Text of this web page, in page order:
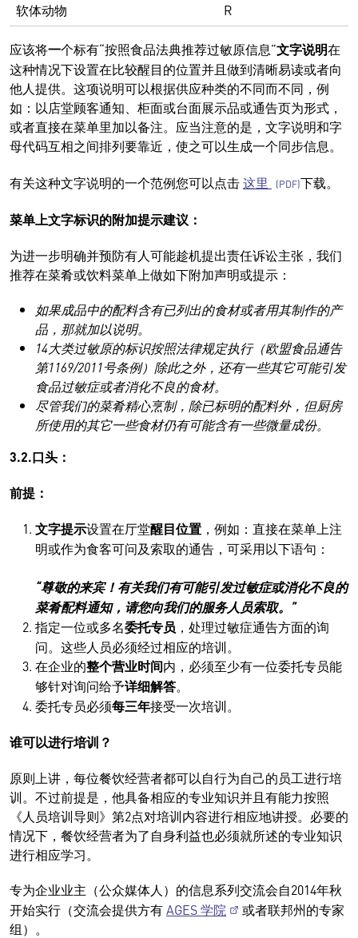
软体动物
R
应该将一个标有“按照食品法典推荐过敏原信息”文字说明在
这种情况下设置在比较醒目的位置并且做到清晰易读或者向
他人提供。这项说明可以根据供应种类的不同而不同，例
如：以店堂顾客通知、柜面或台面展示品或通告页为形式，
或者直接在菜单里加以备注。应当注意的是，文字说明和字
母代码互相之间排列要靠近，使之可以生成一个同步信息。
有关这种文字说明的一个范例您可以点击这里 下载。
菜单上文字标识的附加提示建议：
为进一步明确并预防有人可能趁机提出责任诉讼主张，我们
推荐在菜肴或饮料菜单上做如下附加声明或提示：
如果成品中的配料含有已列出的食材或者用其制作的产
品，那就加以说明。
14大类过敏原的标识按照法律规定执行（欧盟食品通告
第1169/2011号条例）除此之外，还有一些其它可能引发
食品过敏症或者消化不良的食材。
尽管我们的菜肴精心烹制，除已标明的配料外，但厨房
所使用的其它一些食材仍有可能含有一些微量成份。
3.2.口头：
前提：
文字提示设置在厅堂醒目位置 ，例如：直接在菜单上注
明或作为食客可问及索取的通告，可采用以下语句：
“尊敬的来宾！有关我们有可能引发过敏症或消化不良的
菜肴配料通知，请您向我们的服务人员索取。”
指定一位或多名委托专员 ，处理过敏症通告方面的询
问。这些人员必须经过相应的培训。
在企业的整个营业时间内，必须至少有一位委托专员能
够针对询问给予详细解答。
委托专员必须每三年接受一次培训。
谁可以进行培训？
原则上讲，每位餐饮经营者都可以自行为自己的员工进行培
训。不过前提是，他具备相应的专业知识并且有能力按照
《人员培训导则》第2点对培训内容进行相应地讲授。必要的
情况下，餐饮经营者为了自身利益也必须就所述的专业知识
进行相应学习。
专为企业业主（公众媒体人）的信息系列交流会自2014年秋
开始实行（交流会提供方有AGES 学院
或者联邦州的专家
组）。